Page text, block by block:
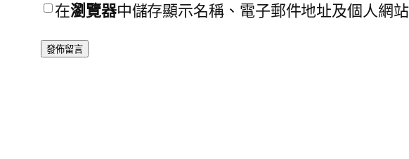
在瀏覽器中儲存顯示名稱、電子郵件地址及個人網